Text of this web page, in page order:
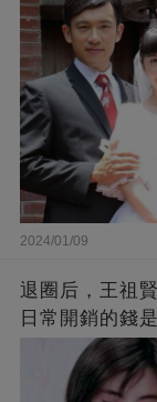
2024/01/09
退圈后，王祖
日常開銷的錢